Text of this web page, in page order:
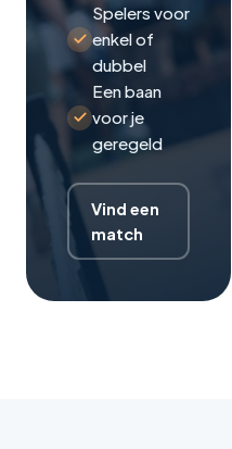
Spelers voor
enkel of
dubbel
Een baan
voor je
geregeld
Vind een
match